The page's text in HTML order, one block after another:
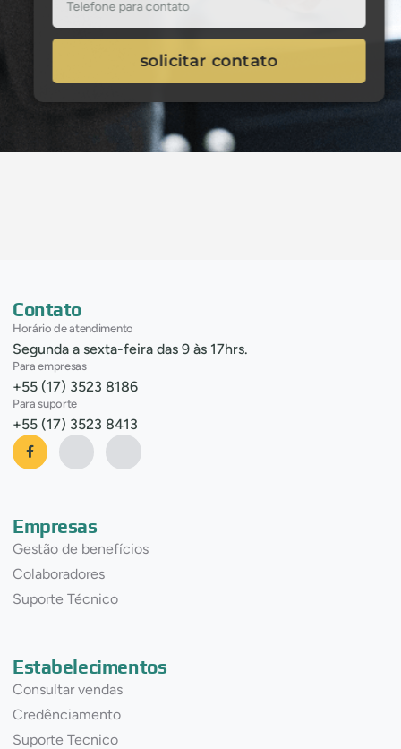
solicitar contato
Contato
Horário de atendimento
Segunda a sexta-feira das 9 às 17hrs.
Para empresas
+55 (17) 3523 8186
Para suporte
+55 (17) 3523 8413
Empresas
Gestão de benefícios
Colaboradores
Suporte Técnico
Estabelecimentos
Consultar vendas
Credênciamento
Suporte Tecnico